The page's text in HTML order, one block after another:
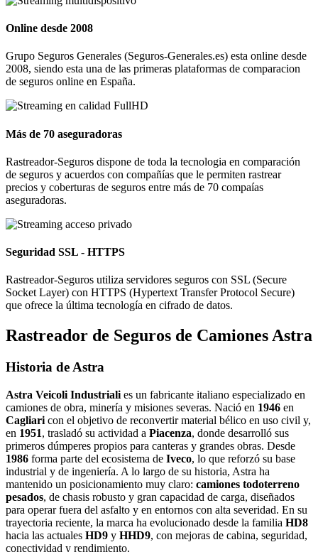
Online desde 2008
Grupo Seguros Generales (Seguros-Generales.es) esta online desde
2008, siendo esta una de las primeras plataformas de comparacion
de seguros online en España.
Más de 70 aseguradoras
Rastreador-Seguros dispone de toda la tecnologia en comparación
de seguros y acuerdos con compañías que le permiten rastrear
precios y coberturas de seguros entre más de 70 compaías
aseguradoras.
Seguridad SSL - HTTPS
Rastreador-Seguros utiliza servidores seguros con SSL (Secure
Socket Layer) con HTTPS (Hypertext Transfer Protocol Secure)
que ofrece la última tecnología en cifrado de datos.
Rastreador de Seguros de Camiones Astra
Historia de Astra
Astra Veicoli Industriali es un fabricante italiano especializado en
camiones de obra, minería y misiones severas. Nació en 1946 en
Cagliari con el objetivo de reconvertir material bélico en uso civil y,
en 1951, trasladó su actividad a Piacenza, donde desarrolló sus
primeros dúmperes propios para canteras y grandes obras. Desde
1986 forma parte del ecosistema de Iveco, lo que reforzó su base
industrial y de ingeniería. A lo largo de su historia, Astra ha
mantenido un posicionamiento muy claro: camiones todoterreno
pesados, de chasis robusto y gran capacidad de carga, diseñados
para operar fuera del asfalto y en entornos con alta severidad. En su
trayectoria reciente, la marca ha evolucionado desde la familia HD8
hacia las actuales HD9 y HHD9, con mejoras de cabina, seguridad,
conectividad y rendimiento.